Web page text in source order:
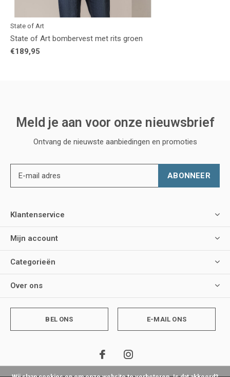
State of Art
State of Art bombervest met rits groen
€189,95
Meld je aan voor onze nieuwsbrief
Ontvang de nieuwste aanbiedingen en promoties
ABONNEER
Klantenservice
Mijn account
Categorieën
Over ons
BEL ONS E-MAIL ONS